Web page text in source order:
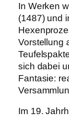
In Werken
(1487) und
Vorstellung
sich dabei
Fantasie:
Im 19.